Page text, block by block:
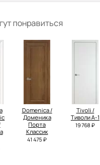
понравиться
Domenica /
Доменика
Порта
Классик
41 475 ₽
Tivoli /
Тиволи А-1
19 768 ₽